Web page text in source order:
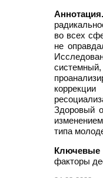
Аннотация.
во всех
не
Здоровый
типа
Ключевые
факторы